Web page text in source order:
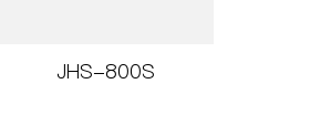
JHS-800S